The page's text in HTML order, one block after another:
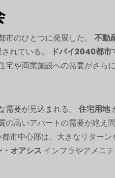
のひとつに発展した。 不動
れている。
ドバイ2040都市
や商業施設への需要がさらに
需要が見込まれる。 住宅用地
高いアパートの需要が絶え
都市中心部は、大きなリター
・オアシス インフラやアメニ